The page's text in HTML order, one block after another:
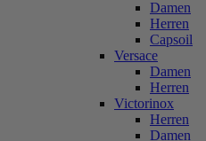
Damen
Herren
Capsoil
Versace
Damen
Herren
Victorinox
Herren
Damen